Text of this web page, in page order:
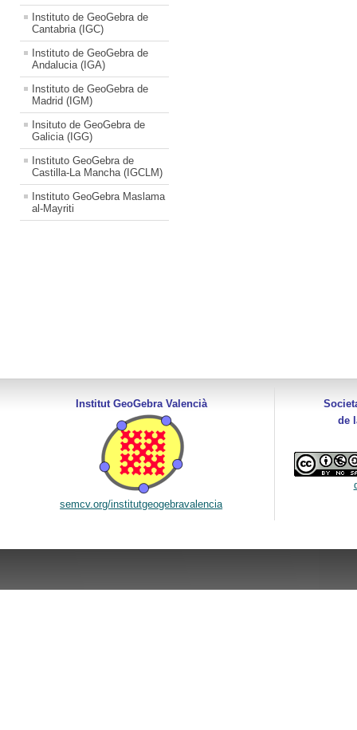
Instituto de GeoGebra de
Cantabria (IGC)
Instituto de GeoGebra de
Andalucia (IGA)
Instituto de GeoGebra de
Madrid (IGM)
Insituto de GeoGebra de
Galicia (IGG)
Instituto GeoGebra de
Castilla-La Mancha (IGCLM)
Instituto GeoGebra Maslama
al-Mayriti
Institut GeoGebra Valencià
semcv.org/institutgeogebravalencia
de